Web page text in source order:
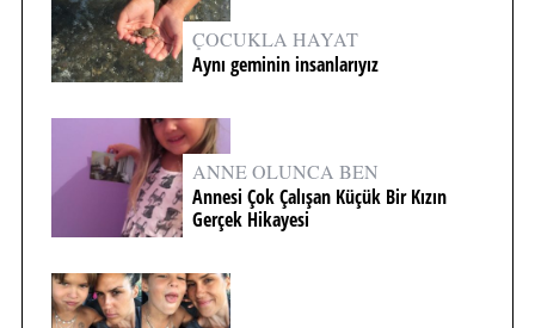
ÇOCUKLA HAYAT
Aynı geminin insanlarıyız
ANNE OLUNCA BEN
Annesi Çok Çalışan Küçük Bir Kızın
Gerçek Hikayesi